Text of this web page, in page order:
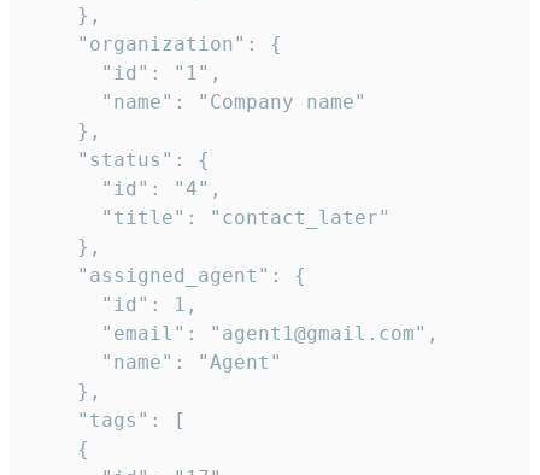
    },
    "organization": {
      "id": "1",
      "name": "Company name"
    },
    "status": {
      "id": "4",
      "title": "contact_later"
    },
    "assigned_agent": {
      "id": 1,
      "email": "agent1@gmail.com",
      "name": "Agent"
    },
    "tags": [
    {